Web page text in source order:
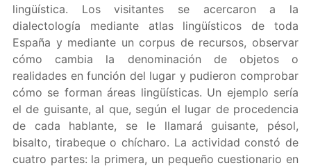
lingüística. Los visitantes se acercaron a la
dialectología mediante atlas lingüísticos de toda
España y mediante un corpus de recursos, observar
cómo cambia la denominación de objetos o
realidades en función del lugar y pudieron comprobar
cómo se forman áreas lingüísticas. Un ejemplo sería
el de guisante, al que, según el lugar de procedencia
de cada hablante, se le llamará guisante, pésol,
bisalto, tirabeque o chícharo. La actividad constó de
cuatro partes: la primera, un pequeño cuestionario en